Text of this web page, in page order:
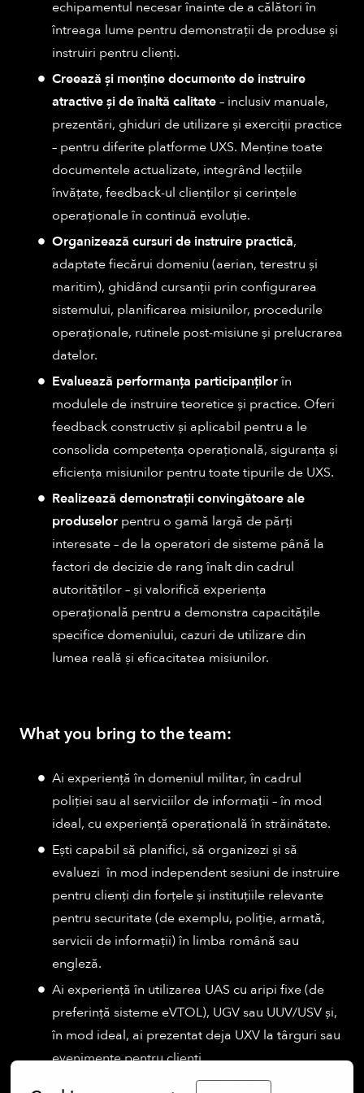
echipamentul necesar înainte de a călători în
întreaga lume pentru demonstrații de produse și
instruiri pentru clienți.
Creează și menține documente de instruire
atractive și de înaltă calitate– inclusiv manuale,
prezentări, ghiduri de utilizare și exerciții practice
– pentru diferite platforme UXS. Menține toate
documentele actualizate, integrând lecțiile
învățate, feedback-ul clienților și cerințele
operaționale în continuă evoluție.
Organizează cursuri de instruire practică,
adaptate fiecărui domeniu (aerian, terestru și
maritim), ghidând cursanții prin configurarea
sistemului, planificarea misiunilor, procedurile
operaționale, rutinele post-misiune și prelucrarea
datelor.
Evaluează performanța participanțilorîn
modulele de instruire teoretice și practice. Oferi
feedback constructiv și aplicabil pentru a le
consolida competența operațională, siguranța și
eficiența misiunilor pentru toate tipurile de UXS.
Realizează demonstrații convingătoare ale
produselor pentru o gamă largă de părți
interesate – de la operatori de sisteme până la
factori de decizie de rang înalt din cadrul
autorităților – și valorifică experiența
operațională pentru a demonstra capacitățile
specifice domeniului, cazuri de utilizare din
lumea reală și eficacitatea misiunilor.
What you bring to the team:
Ai experiență în domeniul militar, în cadrul
poliției sau al serviciilor de informații – în mod
ideal, cu experiență operațională în străinătate.
Ești capabil să planifici, să organizezi și să
evaluezi în mod independent sesiuni de instruire
pentru clienți din forțele și instituțiile relevante
pentru securitate (de exemplu, poliție, armată,
servicii de informații) în limba română sau
engleză.
Ai experiență în utilizarea UAS cu aripi fixe (de
preferință sisteme eVTOL), UGV sau UUV/USV și,
în mod ideal, ai prezentat deja UXV la târguri sau
evenimente pentru clienți.
Ești foarte motivat, responsabil și încrezător